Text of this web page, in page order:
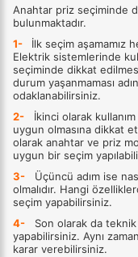
Anahtar priz seçiminde
bulunmaktadır.
1-
İlk seçim aşamamız
Elektrik sistemlerinde
seçiminde dikkat
durum yaşanmaması
odaklanabilirsiniz.
2-
İkinci olarak
uygun olmasına dikkat
olarak anahtar ve priz
uygun bir seçim
3- Üçüncü adım ise
olmalıdır. Hangi
seçim yapabilirsiniz.
4- Son olarak da teknik
yapabilirsiniz. Aynı
karar verebilirsiniz.